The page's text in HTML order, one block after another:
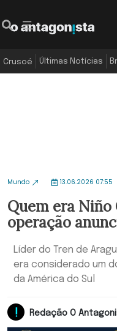
Crusoé Últimas Notícias
Mundo 13.06.2026 07:55
Quem era
operação
Líder do Tren de
era considerado um
da América do Sul
Redação O